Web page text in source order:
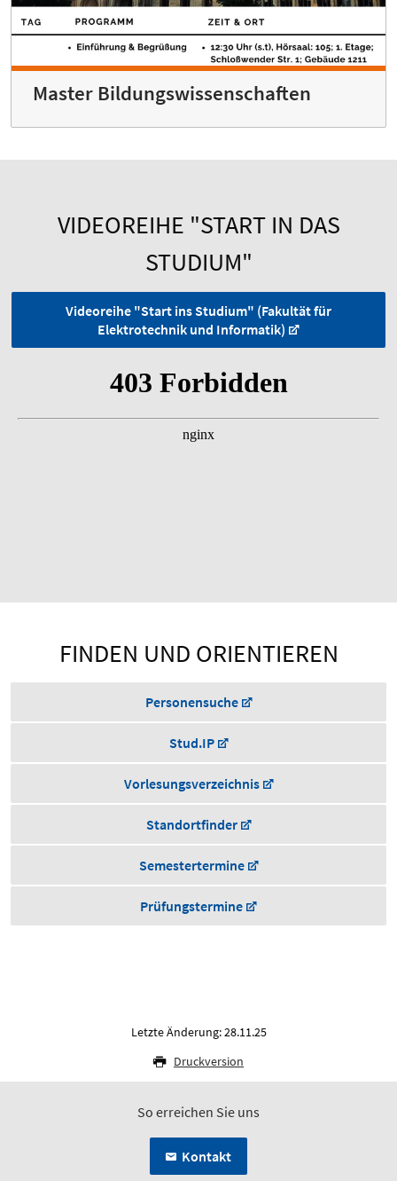
Master Bildungswissenschaften
VIDEOREIHE "START IN DAS
STUDIUM"
Videoreihe "Start ins Studium" (Fakultät für
Elektrotechnik und Informatik)
FINDEN UND ORIENTIEREN
Personensuche
Stud.IP
Vorlesungsverzeichnis
Standortfinder
Semestertermine
Prüfungstermine
Letzte Änderung: 28.11.25
Druckversion
So erreichen Sie uns
Kontakt